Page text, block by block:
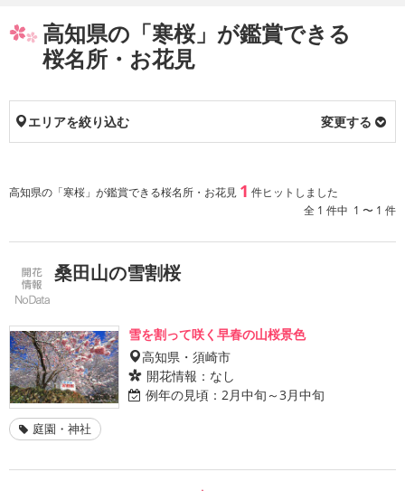
高知県の「寒桜」が鑑賞できる
桜名所・お花見
エリアを絞り込む 変更する
高知県の「寒桜」が鑑賞できる桜名所・お花見 1 件ヒットしました
全 1 件中 1 〜 1 件
桑田山の雪割桜
雪を割って咲く早春の山桜景色
高知県・須崎市
開花情報： なし
例年の見頃： 2月中旬～3月中旬
庭園・神社